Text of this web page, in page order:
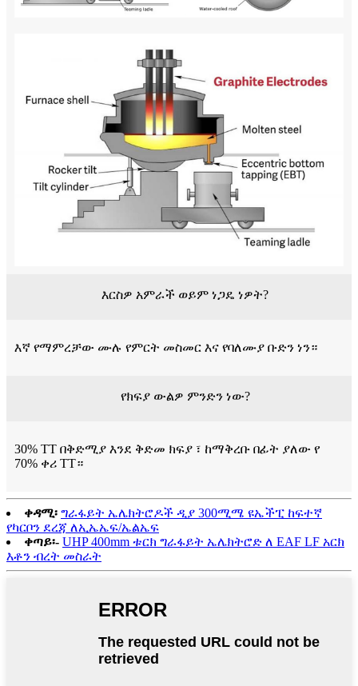
እርስዎ አምራች ወይም ነጋዴ ነዎት?
እኛ የማምረቻው ሙሉ የምርት መስመር እና የባለሙያ ቡድን ነን።
የክፍያ ውልዎ ምንድን ነው?
30% TT በቅድሚያ እንደ ቅድመ ክፍያ ፣ ከማቅረቡ በፊት ያለው የ
70% ቀሪ TT።
ቀዳሚ፡ ግራፋይት ኤሌክትሮዶች ዲያ 300ሚሜ ዩኤችፒ ከፍተኛ
የካርቦን ደረጃ ለኢኤኤፍ/ኤልኤፍ
ቀጣይ፡- UHP 400mm ቱርክ ግራፋይት ኤሌክትሮድ ለ EAF LF አርክ
እቶን ብረት መስራት